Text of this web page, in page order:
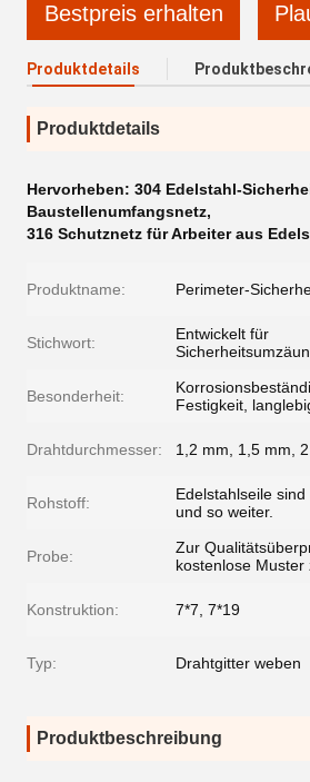
Bestpreis erhalten
Produktdetails
Produktdetails
Hervorheben: 304 Edelstahl-
Baustellenumfangsnetz,
316 Schutznetz für Arbeiter aus
Produktname: Perimeter-
Stichwort:
Entwickelt für
Besonderheit:
Festigkeit,
Drahtdurchmesser: 1,2 mm, 1,5 mm,
Rohstoff:
Edelstahlseile
und so weiter.
Probe:
Zur
kostenlose Muster
Konstruktion: 7*7, 7*19
Typ: Drahtgitter weben
Produktbeschreibung